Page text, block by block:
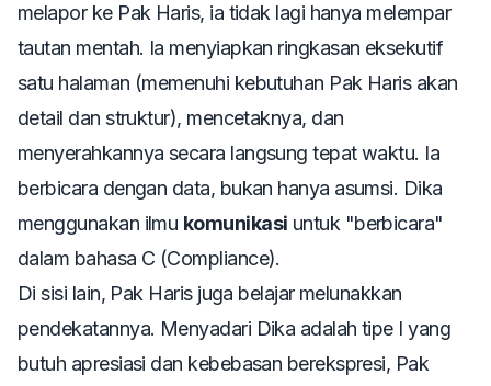
melapor ke Pak Haris, ia tidak lagi hanya melempar
tautan mentah. Ia menyiapkan ringkasan eksekutif
satu halaman (memenuhi kebutuhan Pak Haris akan
detail dan struktur), mencetaknya, dan
menyerahkannya secara langsung tepat waktu. Ia
berbicara dengan data, bukan hanya asumsi. Dika
menggunakan ilmu komunikasi untuk "berbicara"
dalam bahasa C (Compliance).
Di sisi lain, Pak Haris juga belajar melunakkan
pendekatannya. Menyadari Dika adalah tipe I yang
butuh apresiasi dan kebebasan berekspresi, Pak